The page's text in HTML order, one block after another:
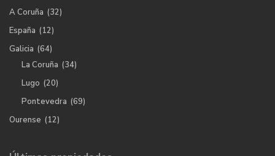
A Coruña (32)
España (12)
Galicia (64)
La Coruña (34)
Lugo (20)
Pontevedra (69)
Ourense (12)